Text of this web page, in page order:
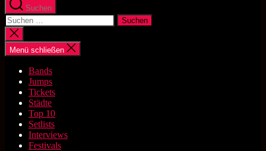
Suchen
Suchen
nach:
Suche
schließen
Menü schließen
Bands
Jumps
Tickets
Städte
Top 10
Setlists
Interviews
Festivals